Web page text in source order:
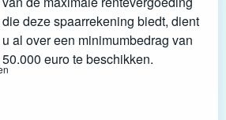
die deze spaarrekening biedt, dient
u al over een minimumbedrag van
50.000 euro te beschikken.